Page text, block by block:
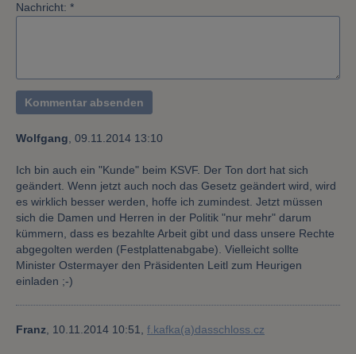
Nachricht: *
Wolfgang 09.11.2014 13:10
Ich bin auch ein "Kunde" beim KSVF. Der Ton dort hat sich
geändert. Wenn jetzt auch noch das Gesetz geändert wird, wird
es wirklich besser werden, hoffe ich zumindest. Jetzt müssen
sich die Damen und Herren in der Politik "nur mehr" darum
kümmern, dass es bezahlte Arbeit gibt und dass unsere Rechte
abgegolten werden (Festplattenabgabe). Vielleicht sollte
Minister Ostermayer den Präsidenten Leitl zum Heurigen
einladen ;-)
Franz 10.11.2014 10:51, f.kafka(a)dasschloss.cz